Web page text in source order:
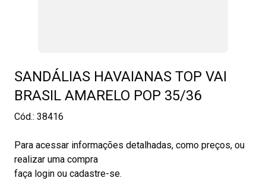
SANDÁLIAS HAVAIANAS TOP VAI
BRASIL AMARELO POP 35/36
Cód.: 38416
Para acessar informações detalhadas, como preços, ou
realizar uma compra
faça login ou cadastre-se.